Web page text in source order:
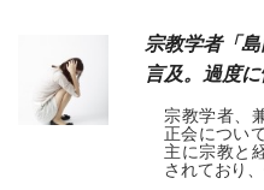
宗教学者「
言及。過度に
宗教学者、
正会につい
主に宗教と
されており